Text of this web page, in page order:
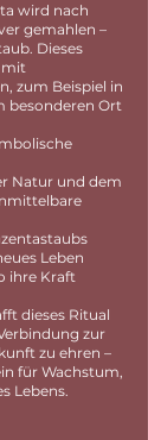
wird nach
gemahlen –
Dieses
mit
zum Beispiel in
besonderen Ort
Natur und dem
Leben
ihre Kraft
dieses Ritual
zur
zu ehren –
für Wachstum,
Lebens.